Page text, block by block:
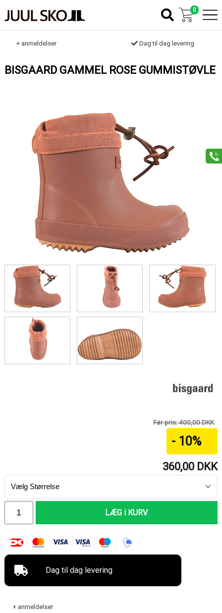
BISGAARD GAMMEL ROSE GUMMISTØVLE
Før pris: 400,00 DKK
- 10%
360,00 DKK
LÆG i KURV
Dag til dag levering
+ anmeldelser
0
+ anmeldelser Dag til dag levering